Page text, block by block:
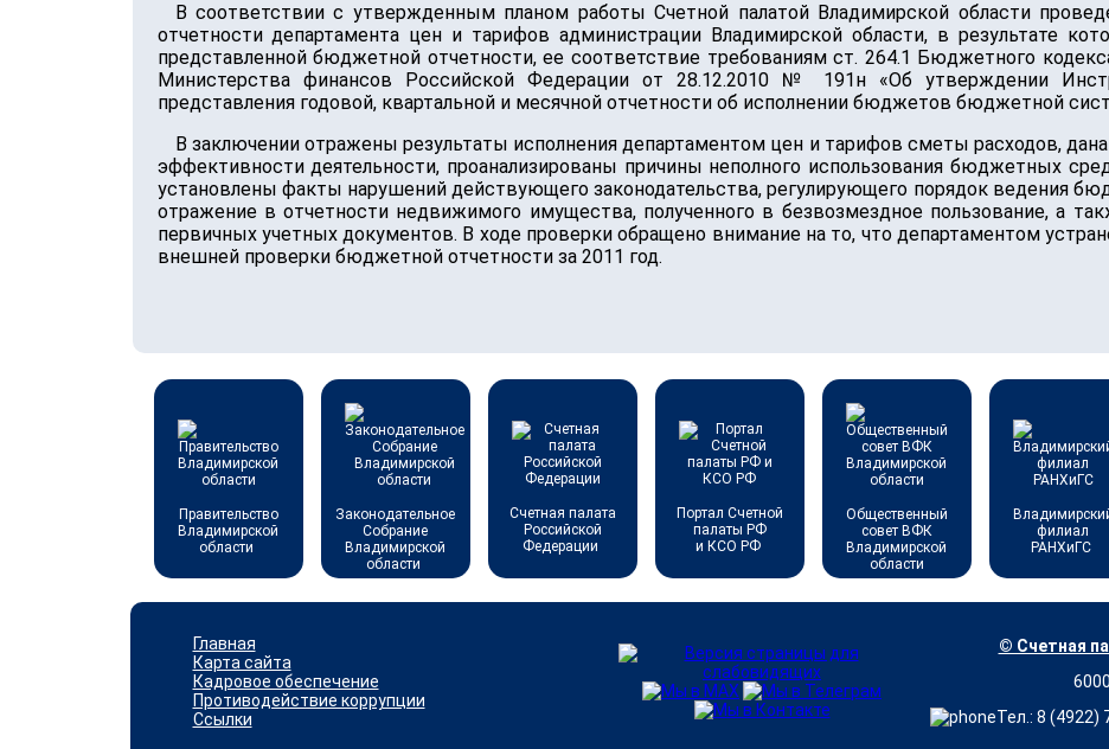
В соответствии с утвержденным планом работы Счетной палатой Владимирской области
отчетности департамента цен и тарифов администрации Владимирской области, в результате
представленной бюджетной отчетности, ее соответствие требованиям ст. 264.1 Бюджетного
Министерства финансов Российской Федерации от 28.12.2010 № 191н «Об утверждении
представления годовой, квартальной и месячной отчетности об исполнении бюджетов бюджетной
В заключении отражены результаты исполнения департаментом цен и тарифов сметы расходов,
эффективности деятельности, проанализированы причины неполного использования бюджетных
установлены факты нарушений действующего законодательства, регулирующего порядок ведения
отражение в отчетности недвижимого имущества, полученного в безвозмездное пользование, а
первичных учетных документов. В ходе проверки обращено внимание на то, что департаментом
внешней проверки бюджетной отчетности за 2011 год.
Правительство
Владимирской
области
Законодательное
Собрание
Владимирской
области
Счетная палата
Российской
Федерации
Портал Счетной
палаты РФ
и КСО РФ
Общественный
совет ВФК
Владимирской
области
филиал
РАНХиГС
Главная
Карта сайта
Кадровое обеспечение
Противодействие коррупции
Ссылки
© Счетная
Тел.: 8 (4922)